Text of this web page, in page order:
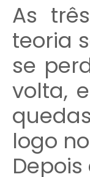
As
teoria
se
volta,
logo